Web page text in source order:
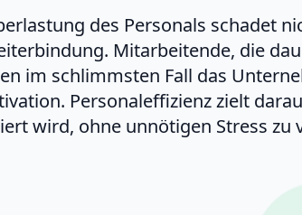
des Personals schadet
Mitarbeitende, die
im schlimmsten Fall das
Personaleffizienz zielt
wird, ohne unnötigen Stress zu